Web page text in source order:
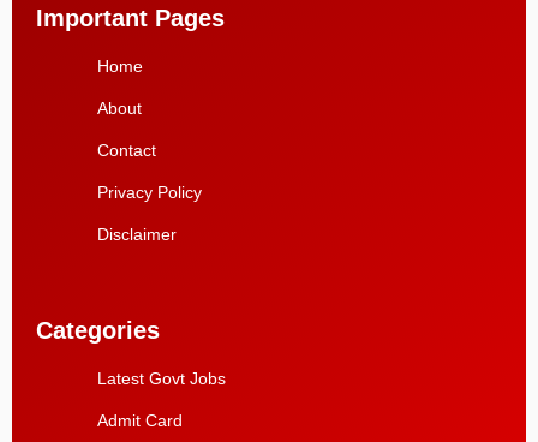
Important Pages
Home
About
Contact
Privacy Policy
Disclaimer
Categories
Latest Govt Jobs
Admit Card